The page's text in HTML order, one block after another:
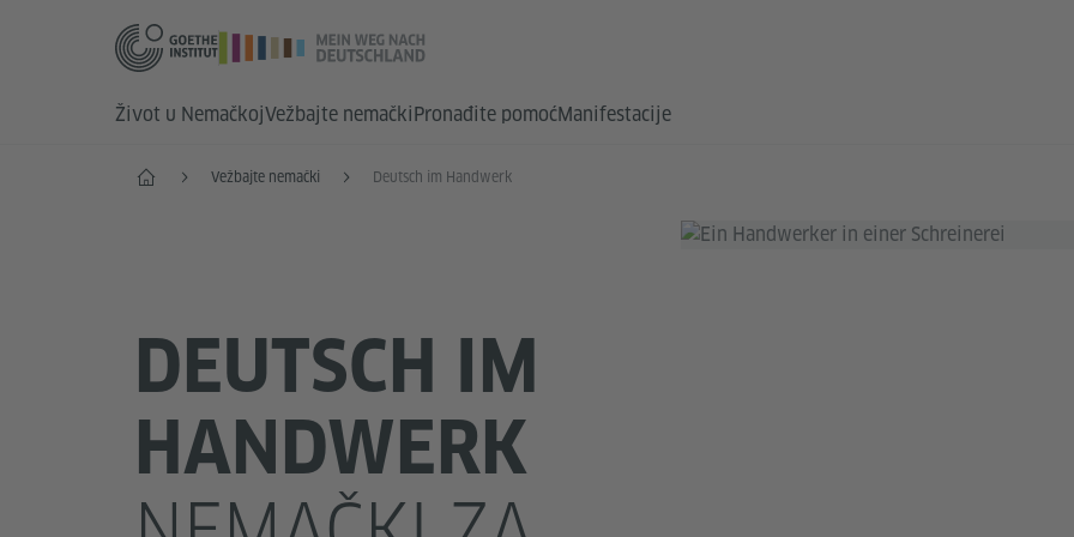
Život u NemačkojVežbajte nemačkiPronađite pomoćManifestacije
Početak Vežbajte nemački Deutsch im Handwerk
DEUTSCH IM
HANDWERK